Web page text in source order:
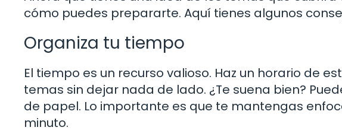
cómo puedes prepararte. Aquí tienes algunos
Organiza tu tiempo
El tiempo es un recurso valioso. Haz un horario de
temas sin dejar nada de lado. ¿Te suena bien?
de papel. Lo importante es que te mantengas
minuto.